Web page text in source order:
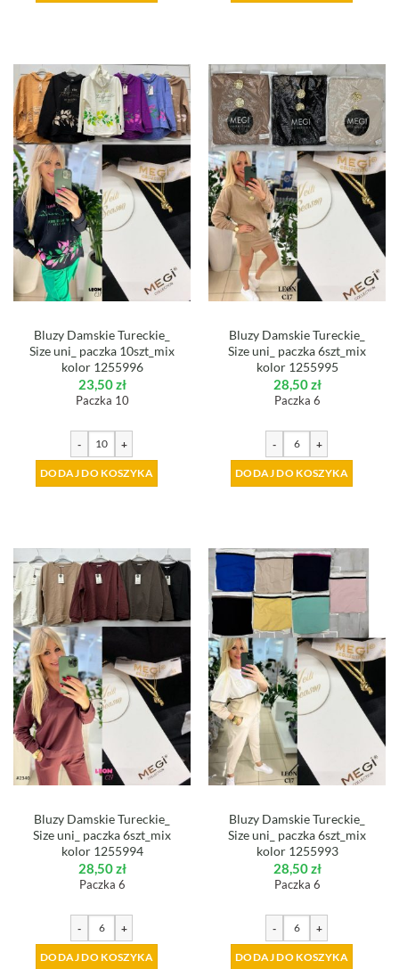
Bluzy Damskie Tureckie_
Size uni_ paczka 10szt_mix
kolor 1255996
23,50zł
Paczka 10
- +
DODAJ DO KOSZYKA
Bluzy Damskie Tureckie_
Size uni_ paczka 6szt_mix
kolor 1255995
28,50zł
Paczka 6
- +
DODAJ DO KOSZYKA
Bluzy Damskie Tureckie_
Size uni_ paczka 6szt_mix
kolor 1255994
28,50zł
Paczka 6
- +
DODAJ DO KOSZYKA
Bluzy Damskie Tureckie_
Size uni_ paczka 6szt_mix
kolor 1255993
28,50zł
Paczka 6
- +
DODAJ DO KOSZYKA